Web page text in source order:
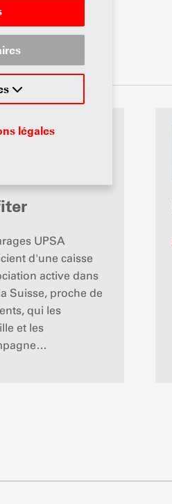
légales
Suisse )
des services
UPSA
d'une caisse
active dans
Suisse, proche de
qui les
et les